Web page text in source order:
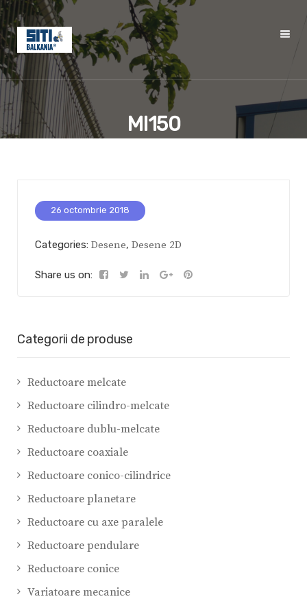
MI150
26 octombrie 2018
Categories: Desene, Desene 2D
Share us on:
Categorii de produse
Reductoare melcate
Reductoare cilindro-melcate
Reductoare dublu-melcate
Reductoare coaxiale
Reductoare conico-cilindrice
Reductoare planetare
Reductoare cu axe paralele
Reductoare pendulare
Reductoare conice
Variatoare mecanice